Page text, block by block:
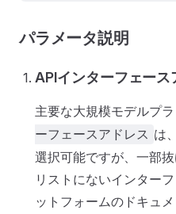
パラメータ説明
APIインターフェース
主要な大規模モデルプ
ーフェースアドレス は
選択可能ですが、一部
リストにないインター
ットフォームのドキュ